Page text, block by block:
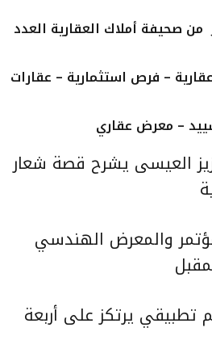
من صحيفة أملاك العقارية العدد
– فرص استثمارية – عقارات
– معرض عقاري
العيسى يشرح قصة شعار
والمعرض الهندسي
تطبيقي يرتكز على أربعة